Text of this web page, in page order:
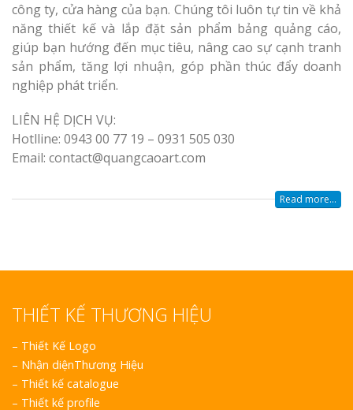
công ty, cửa hàng của bạn. Chúng tôi luôn tự tin về khả
năng thiết kế và lắp đặt sản phẩm bảng quảng cáo,
giúp bạn hướng đến mục tiêu, nâng cao sự cạnh tranh
sản phẩm, tăng lợi nhuận, góp phần thúc đẩy doanh
nghiệp phát triển.
LIÊN HỆ DỊCH VỤ:
Hotlline: 0943 00 77 19 – 0931 505 030
Email: contact@quangcaoart.com
Read more...
THIẾT KẾ THƯƠNG HIỆU
– Thiết Kế Logo
– Nhận diệnThương Hiệu
– Thiết kế catalogue
– Thiết kế profile